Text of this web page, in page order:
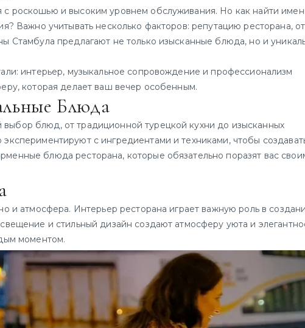
с роскошью и высоким уровнем обслуживания. Но как найти
Важно учитывать несколько факторов: репутацию ресторана,
Стамбула предлагают не только изысканные блюда, но и
интерьер, музыкальное сопровождение и профессионализм
которая делает ваш вечер особенным.
Блюда
выбор блюд, от традиционной турецкой кухни до изысканных
с ингредиентами и техниками, чтобы
блюда ресторана, которые обязательно поразят вас
и атмосфера. Интерьер ресторана играет важную роль в
и стильный дизайн создают атмосферу уюта и
моментом.